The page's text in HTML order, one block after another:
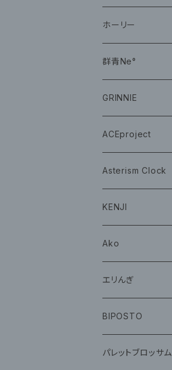
CD
ホーリー
CD
群青Ne°
CD
グッズ
GRINNIE
グッズ
ACEproject
グッズ
CD
Asterism Clock
グッズ
KENJI
グッズ
Ako
グッズ
CD
エリんぎ
グッズ
BIPOSTO
グッズ
パレットブロッサム